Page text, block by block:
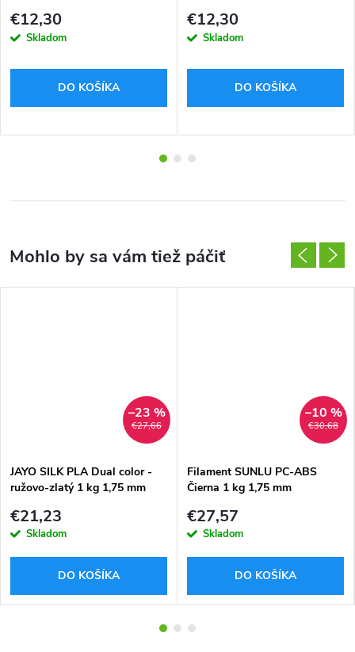
€12,30
Skladom
DO KOŠÍKA
€12,30
Skladom
DO KOŠÍKA
€27,66
–23 %
JAYO SILK PLA Dual color -
ružovo-zlatý 1 kg 1,75 mm
€21,23
Skladom
DO KOŠÍKA
€30,68
–10 %
Filament SUNLU PC-ABS
Čierna 1 kg 1,75 mm
€27,57
Skladom
DO KOŠÍKA